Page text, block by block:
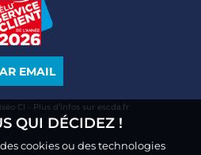
EMAIL
CI - Plus d’infos sur escda.fr
QUI DÉCIDEZ !
cookies ou des technologies